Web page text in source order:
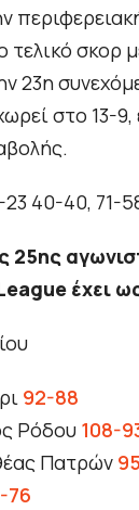
τελικό σκορ
23η
στο 13-9,
23 40-40, 71-
25ης
έχει
92-88
Ρόδου 108-
Πατρών
76